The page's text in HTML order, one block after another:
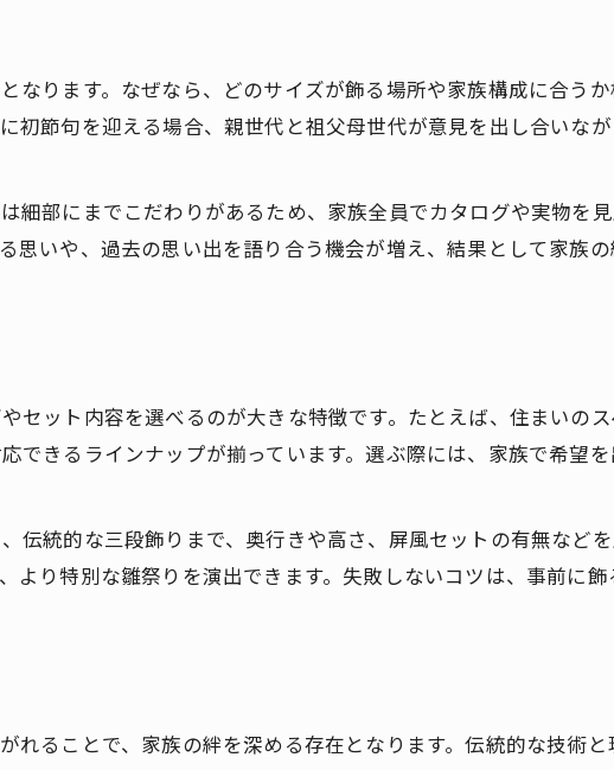
サイズが空間を有効活用できる理由
春蔵の雛人形の魅力
も安心な春蔵の雛人形サイズの魅力
サイズで忙しい家庭にやさしい理由
する雛人形サイズの選び方
サイズが親から娘への受け渡しに最適
つなぐ春蔵の雛人形サイズの工夫
サイズが受け渡しルールに配慮する理由
蔵の雛人形サイズ選びの相談ポイント
に温もりを添える理由
サイズで家族の団らんが増える秘密
け込む春蔵の雛人形サイズの魅力
ります。なぜなら、どのサイズが飾る場所や家族構成に合うか
初節句を迎える場合、親世代と祖父母世代が意見を出し合いな
細部にまでこだわりがあるため、家族全員でカタログや実物を
思いや、過去の思い出を語り合う機会が増え、結果として家族
ット内容を選べるのが大きな特徴です。たとえば、住まいのス
できるラインナップが揃っています。選ぶ際には、家族で希望
伝統的な三段飾りまで、奥行きや高さ、屏風セットの有無など
より特別な雛祭りを演出できます。失敗しないコツは、事前に
ることで、家族の絆を深める存在となります。伝統的な技術